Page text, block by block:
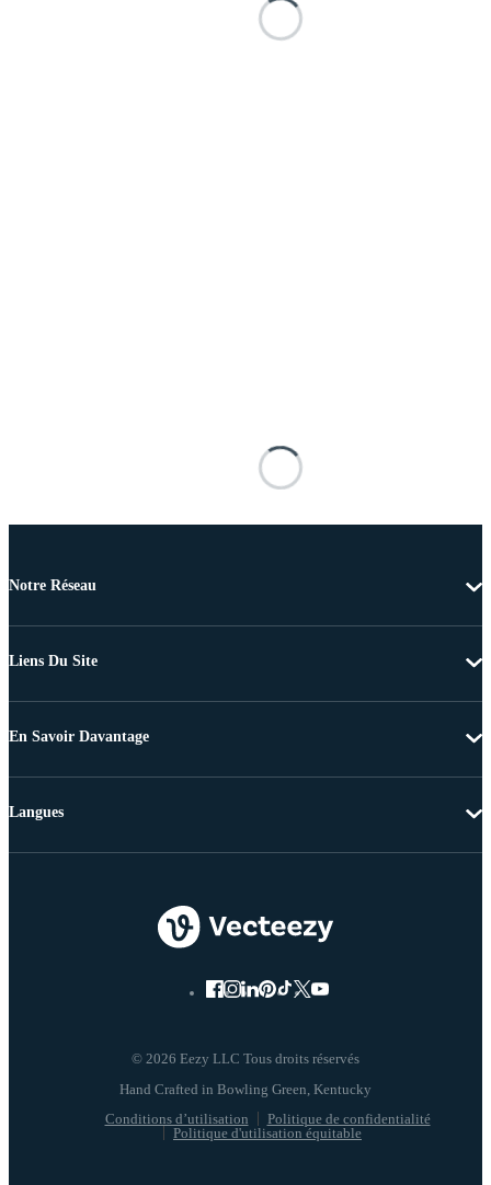
Notre Réseau
Liens Du Site
En Savoir Davantage
© 2026 Eezy LLC Tous droits réservés
Conditions d’utilisation
Politique de confidentialité
Politique d'utilisation équitable
Langues